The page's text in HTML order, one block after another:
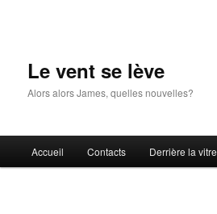
Le vent se lève
Alors alors James, quelles nouvelles?
principal
Accueil Contacts Derrière la vitre